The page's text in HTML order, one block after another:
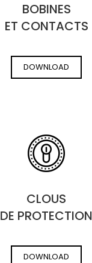
BOBINES
ET CONTACTS
DOWNLOAD
CLOUS
DE PROTECTION
DOWNLOAD